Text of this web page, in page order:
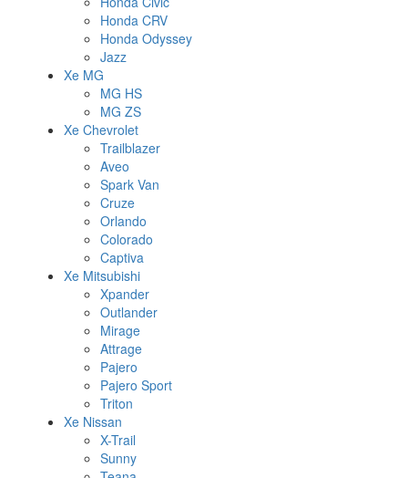
Honda CRV
Honda Odyssey
Jazz
Xe MG
MG HS
MG ZS
Xe Chevrolet
Trailblazer
Aveo
Spark Van
Cruze
Orlando
Colorado
Captiva
Xe Mitsubishi
Xpander
Outlander
Mirage
Attrage
Pajero
Pajero Sport
Triton
Xe Nissan
X-Trail
Sunny